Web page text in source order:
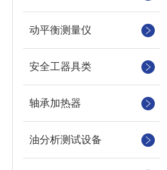
动平衡测量仪
安全工器具类
轴承加热器
油分析测试设备